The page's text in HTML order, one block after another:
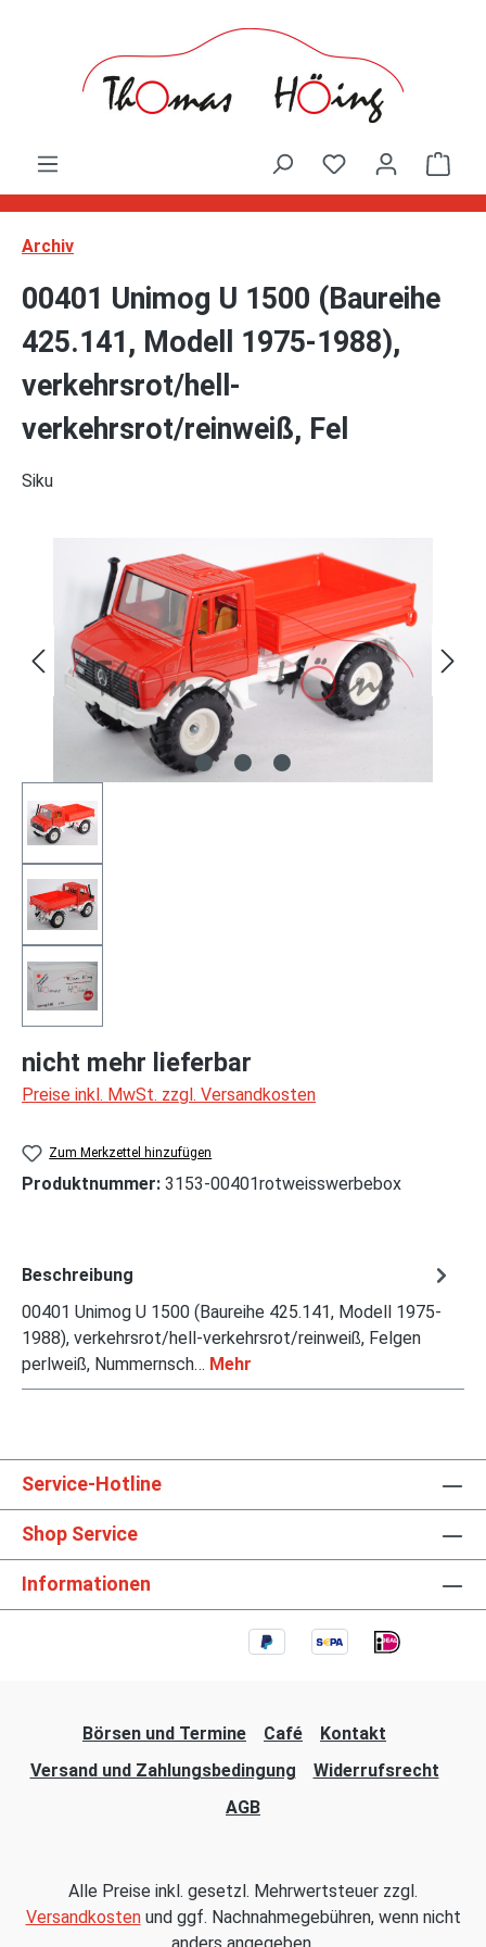
Archiv
00401 Unimog U 1500 (Baureihe
425.141, Modell 1975-1988),
verkehrsrot/hell-
verkehrsrot/reinweiß, Fel
Siku
Bildergalerie überspringen
nicht mehr lieferbar
Preise inkl. MwSt. zzgl. Versandkosten
Zum Merkzettel hinzufügen
Produktnummer: 3153-00401rotweisswerbebox
Beschreibung
00401 Unimog U 1500 (Baureihe 425.141, Modell 1975-
1988), verkehrsrot/hell-verkehrsrot/reinweiß, Felgen
perlweiß, Nummernsch… Mehr
Service-Hotline
Shop Service
Informationen
Börsen und Termine Café
Kontakt
Versand und Zahlungsbedingung
Widerrufsrecht
AGB
Alle Preise inkl. gesetzl. Mehrwertsteuer zzgl.
Versandkostenund ggf. Nachnahmegebühren, wenn nicht